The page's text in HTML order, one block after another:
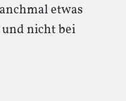
etwas
nicht bei